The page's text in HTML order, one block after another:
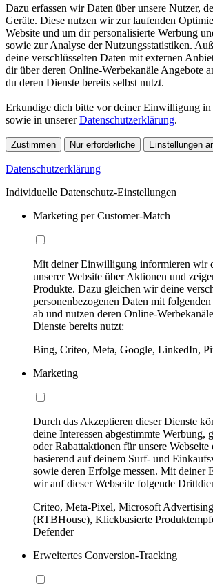
Dazu erfassen wir Daten über unsere Nutzer,
Geräte. Diese nutzen wir zur laufenden
Website und um dir personalisierte Werbung
sowie zur Analyse der Nutzungsstatistiken.
deine verschlüsselten Daten mit externen
dir über deren Online-Werbekanäle Angebote
du deren Dienste bereits selbst nutzt.
Erkundige dich bitte vor deiner Einwilligung in
sowie in unsererDatenschutzerklärung.
Zustimmen Nur erforderliche Einstellungen
Datenschutzerklärung
Individuelle Datenschutz-Einstellungen
Marketing per Customer-Match
Mit deiner Einwilligung informieren wir
unserer Website über Aktionen und
Produkte. Dazu gleichen wir deine
personenbezogenen Daten mit
ab und nutzen deren Online-
Dienste bereits nutzt:
Bing, Criteo, Meta, Google, LinkedIn,
Marketing
Durch das Akzeptieren dieser Dienste
deine Interessen abgestimmte Werbung,
oder Rabattaktionen für unsere Webseite
basierend auf deinem Surf- und
sowie deren Erfolge messen. Mit deiner
wir auf dieser Webseite folgende
Criteo, Meta-Pixel, Microsoft
(RTBHouse), Klickbasierte
Defender
Erweitertes Conversion-Tracking